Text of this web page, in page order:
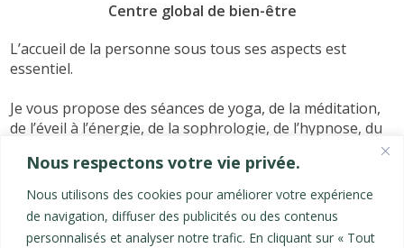
Nous respectons votre vie privée.
Nous utilisons des cookies pour améliorer votre expérience
de navigation, diffuser des publicités ou des contenus
personnalisés et analyser notre trafic. En cliquant sur « Tout
Centre global de bien-être
L’accueil de la personne sous tous ses aspects est
essentiel.
Je vous propose des séances de yoga, de la méditation,
de l’éveil à l’énergie, de la sophrologie, de l’hypnose, du
reprendre votre vie en main, agir sur votre corps, et
trouver l'apaisement.
Les derniers articles